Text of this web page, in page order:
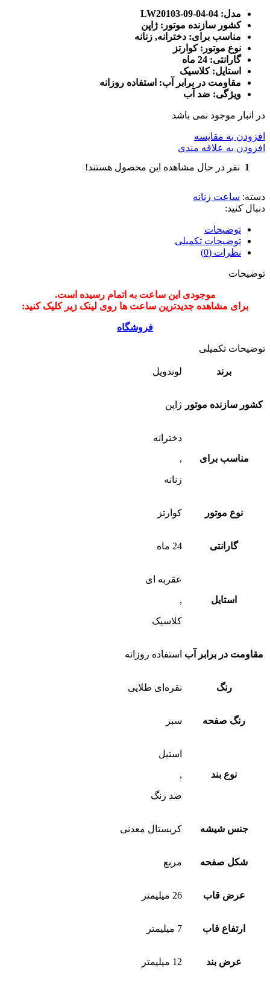
مدل: LW20103-09-04-04
کشور سازنده موتور: ژاپن
مناسب برای: دخترانه, زنانه
نوع موتور: کوارتز
گارانتی: 24 ماه
استایل: کلاسیک
مقاومت در برابر آب: استفاده روزانه
ویژگی: ضد آب
در انبار موجود نمی باشد
افزودن به مقایسه
افزودن به علاقه مندی
1 نفر در حال مشاهده این محصول هستند!
دسته: ساعت زنانه
دنبال کنید:
توضیحات
توضیحات تکمیلی
نظرات (0)
توضیحات
موجودی این ساعت به اتمام رسیده است.
برای مشاهده جدیدترین ساعت ها روی لینک زیر کلیک کنید:
فروشگاه
توضیحات تکمیلی
برند لوندویل
کشور سازنده موتور ژاپن
مناسب برای
دخترانه
,
زنانه
نوع موتور کوارتز
گارانتی 24 ماه
استایل
عقربه ای
,
کلاسیک
مقاومت در برابر آب استفاده روزانه
رنگ نقره‌ای طلایی
رنگ صفحه سبز
نوع بند
استیل
,
ضد زنگ
جنس شیشه کریستال معدنی
شکل صفحه مربع
عرض قاب 26 میلیمتر
ارتفاع قاب 7 میلیمتر
عرض بند 12 میلیمتر